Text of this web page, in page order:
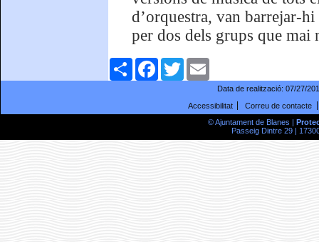
d’orquestra, van barrejar-
per dos dels grups que
ComparteixFacebookTwitter
Data de realització: 07/27/
Accessibilitat
Correu de contacte
© Ajuntament de Blanes |
Passeig Dintre 29 |